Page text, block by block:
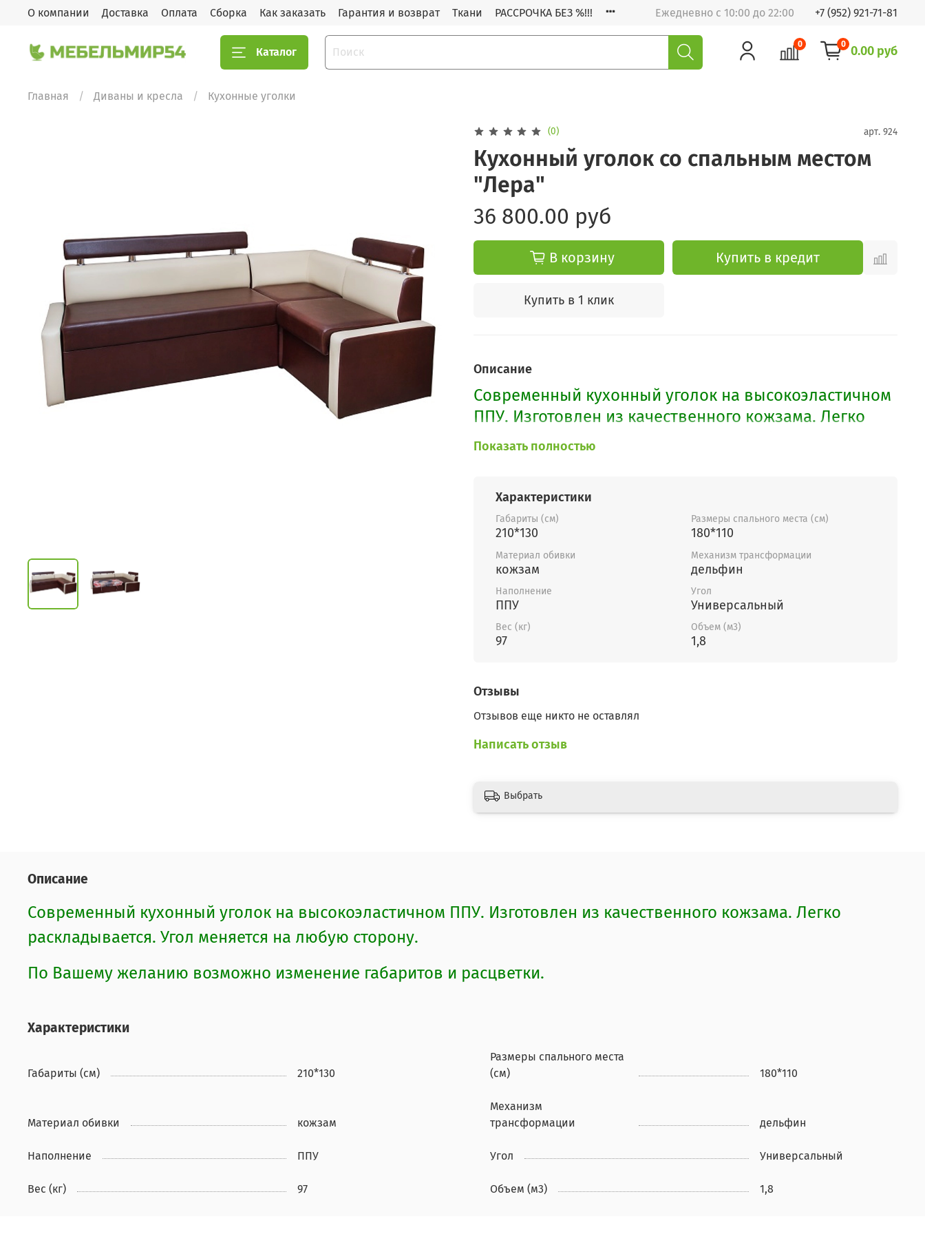
О компании Доставка Оплата Сборка Как заказать Гарантия и возврат Ткани РАССРОЧКА БЕЗ %!!! Ежедневно с 10:00 до 22:00 +7 (952) 921-71-81
Каталог
0 0 0.00 руб
Главная Диваны и кресла Кухонные уголки
(0) арт. 924
Кухонный уголок со спальным местом
"Лера"
36 800.00 руб
В корзину Купить в кредит
Купить в 1 клик
Описание
Современный кухонный уголок на высокоэластичном
ППУ. Изготовлен из качественного кожзама. Легко
раскладывается. Угол меняется на любую сторону.
и расцветки.
Показать полностью
Характеристики
Габариты (см)
210*130
Размеры спального места (см)
180*110
Материал обивки
кожзам
Механизм трансформации
дельфин
Наполнение
ППУ
Угол
Универсальный
Вес (кг)
97
Объем (м3)
1,8
Отзывы
Отзывов еще никто не оставлял
Написать отзыв
Выбрать
Описание
Современный кухонный уголок на высокоэластичном ППУ. Изготовлен из качественного кожзама. Легко
раскладывается. Угол меняется на любую сторону.
По Вашему желанию возможно изменение габаритов и расцветки.
Характеристики
Габариты (см) 210*130
Размеры спального места
(см)
180*110
Материал обивки кожзам
Механизм
трансформации
дельфин
Наполнение ППУ Угол Универсальный
Вес (кг) 97 Объем (м3) 1,8